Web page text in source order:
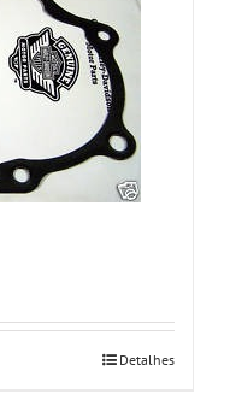
Detalhes